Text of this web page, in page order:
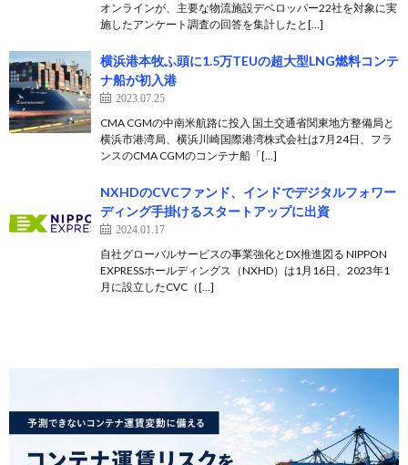
オンラインが、主要な物流施設デベロッパー22社を対象に実
施したアンケート調査の回答を集計したと[…]
横浜港本牧ふ頭に1.5万TEUの超大型LNG燃料コンテ
ナ船が初入港
2023.07.25
CMA CGMの中南米航路に投入 国土交通省関東地方整備局と
横浜市港湾局、横浜川崎国際港湾株式会社は7月24日、フラ
ンスのCMA CGMのコンテナ船「[…]
NXHDのCVCファンド、インドでデジタルフォワー
ディング手掛けるスタートアップに出資
2024.01.17
自社グローバルサービスの事業強化とDX推進図る NIPPON
EXPRESSホールディングス（NXHD）は1月16日、2023年1
月に設立したCVC（[…]